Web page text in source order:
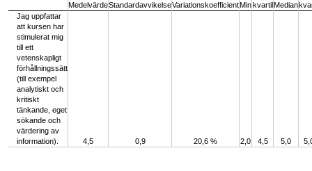
MedelvärdeStandardavvikelseVariationskoefficientMinkvartilMedian
Jag uppfattar
att kursen har
stimulerat mig
till ett
vetenskapligt
förhållningssätt
(till exempel
analytiskt och
kritiskt
tänkande, eget
sökande och
värdering av
information).
4,5 0,9 20,6 % 2,0 4,5 5,0